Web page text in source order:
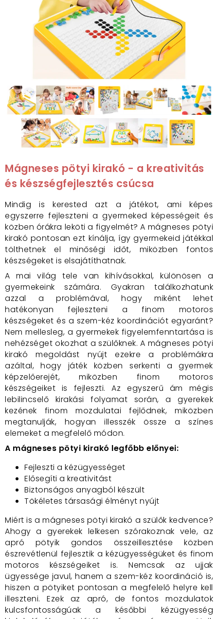
Mágneses pötyi kirakó - a kreativitás
és készségfejlesztés csúcsa
Mindig is kerested azt a játékot, ami képes
egyszerre fejleszteni a gyermeked képességeit és
közben órákra leköti a figyelmét? A mágneses pötyi
kirakó pontosan ezt kínálja, így gyermekeid játékkal
tölthetnek el minőségi időt, miközben fontos
készségeket is elsajátíthatnak.
A mai világ tele van kihívásokkal, különösen a
gyermekeink számára. Gyakran találkozhatunk
azzal a problémával, hogy miként lehet
hatékonyan fejleszteni a finom motoros
készségeket és a szem-kéz koordinációt egyaránt?
Nem mellesleg, a gyermekek figyelemfenntartása is
nehézséget okozhat a szülőknek. A mágneses pötyi
kirakó megoldást nyújt ezekre a problémákra
azáltal, hogy játék közben serkenti a gyermek
képzelőerejét, miközben finom motoros
készségeiket is fejleszti. Az egyszerű ám mégis
lebilincselő kirakási folyamat során, a gyerekek
kezének finom mozdulatai fejlődnek, miközben
megtanulják, hogyan illesszék össze a színes
elemeket a megfelelő módon.
A mágneses pötyi kirakó legfőbb előnyei:
Fejleszti a kézügyességet
Elősegíti a kreativitást
Biztonságos anyagból készült
Tökéletes társasági élményt nyújt
Miért is a mágneses pötyi kirakó a szülők kedvence?
Ahogy a gyerekek lelkesen szórakoznak vele, az
apró pötyik gondos összeillesztése közben
észrevétlenül fejlesztik a kézügyességüket és finom
motoros készségeiket is. Nemcsak az ujjak
ügyessége javul, hanem a szem-kéz koordináció is,
hiszen a pötyiket pontosan a megfelelő helyre kell
illeszteni. Ezek az apró, de fontos mozdulatok
kulcsfontosságúak a későbbi kézügyesség